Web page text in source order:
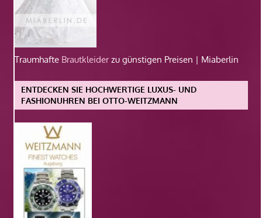
Traumhafte Brautkleiderzu günstigen Preisen | Miaberlin
ENTDECKEN SIE HOCHWERTIGE LUXUS- UND
FASHIONUHREN BEI OTTO-WEITZMANN